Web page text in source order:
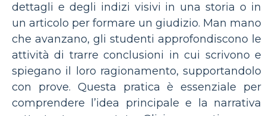
dettagli e degli indizi visivi in ​​una storia o in
un articolo per formare un giudizio. Man mano
che avanzano, gli studenti approfondiscono le
attività di trarre conclusioni in cui scrivono e
spiegano il loro ragionamento, supportandolo
con prove. Questa pratica è essenziale per
comprendere l’idea principale e la narrativa